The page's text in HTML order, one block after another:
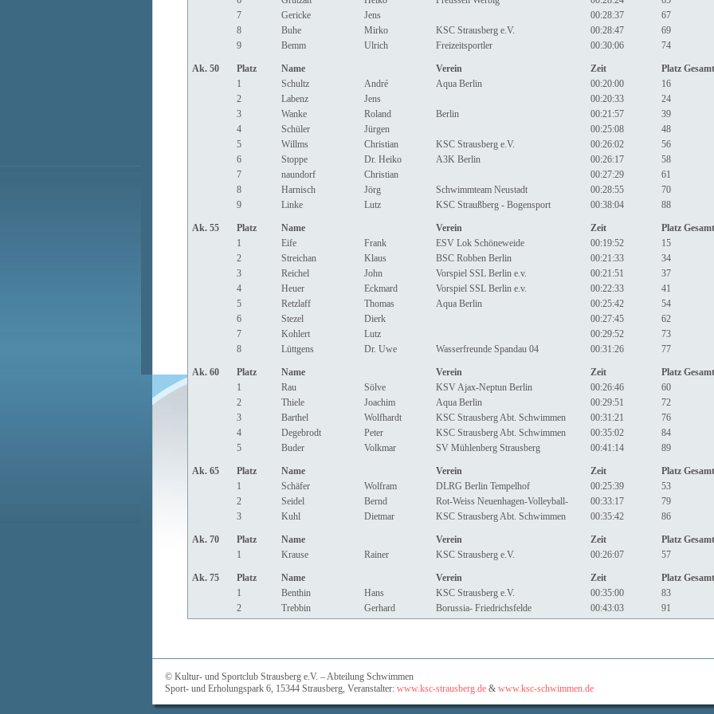
7
Gericke Jens 00:28:37
67
8
Buhe Mirko KSC Strausberg e.V. 00:28:47
69
9
Bemm Ulrich Freizeitsportler 00:30:06 74
Ak. 50 Platz Name Verein Zeit
Platz Gesamt
1
Schultz André Aqua Berlin 00:20:00
16
2
Labenz Jens 00:20:33
24
3
Wanke Roland Berlin 00:21:57
39
4
Schüler Jürgen 00:25:08
48
5
Willms Christian KSC Strausberg e.V. 00:26:02
56
6
Stoppe Dr. Heiko A3K Berlin 00:26:17
58
7
naundorf Christian 00:27:29
61
8
Harnisch Jörg Schwimmteam Neustadt 00:28:55
70
9
Linke Lutz KSC Straußberg - Bogensport 00:38:04 88
Ak. 55 Platz Name Verein Zeit
Platz Gesamt
1
Eife Frank ESV Lok Schöneweide 00:19:52
15
2
Streichan Klaus BSC Robben Berlin 00:21:33
34
3
Reichel John Vorspiel SSL Berlin e.v. 00:21:51
37
4
Heuer Eckmard Vorspiel SSL Berlin e.v. 00:22:33
41
5
Retzlaff Thomas Aqua Berlin 00:25:42
54
6
Stezel Dierk 00:27:45
62
7
Kohlert Lutz 00:29:52
73
8
Lüttgens Dr. Uwe Wasserfreunde Spandau 04 00:31:26 77
Ak. 60 Platz Name Verein Zeit
Platz Gesamt
1
Rau Sölve KSV Ajax-Neptun Berlin 00:26:46
60
2
Thiele Joachim Aqua Berlin 00:29:51
72
3
Barthel Wolfhardt KSC Strausberg Abt. Schwimmen 00:31:21
76
4
Degebrodt Peter KSC Strausberg Abt. Schwimmen 00:35:02
84
5
Buder Volkmar SV Mühlenberg Strausberg 00:41:14 89
Ak. 65 Platz Name Verein Zeit
Platz Gesamt
1
Schäfer Wolfram DLRG Berlin Tempelhof 00:25:39
53
2
Seidel Bernd Rot-Weiss Neuenhagen-Volleyball- 00:33:17
79
3
Kuhl Dietmar KSC Strausberg Abt. Schwimmen 00:35:42 86
Ak. 70 Platz Name Verein Zeit
Platz Gesamt
1
Krause Rainer KSC Strausberg e.V. 00:26:07 57
Ak. 75 Platz Name Verein Zeit
Platz Gesamt
1
Benthin Hans KSC Strausberg e.V. 00:35:00
83
2
Trebbin Gerhard Borussia- Friedrichsfelde 00:43:03 91
© Kultur- und Sportclub Strausberg e.V. – Abteilung Schwimmen
Sport- und Erholungspark 6, 15344 Strausberg, Veranstalter: www.ksc-strausberg.de & www.ksc-schwimmen.de